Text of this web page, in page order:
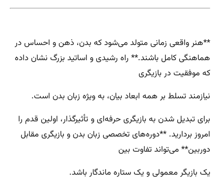
**هنر واقعی زمانی متولد می‌شود که بدن، ذهن و احساس در
هماهنگی کامل باشند.** راه رشیدی و اساتید بزرگ نشان داده
که موفقیت در بازیگری
نیازمند تسلط بر همه ابعاد بیان، به ویژه زبان بدن است.
برای تبدیل شدن به بازیگری حرفه‌ای و تأثیرگذار، اولین قدم را
امروز بردارید. **دوره‌های تخصصی زبان بدن و بازیگری مقابل
دوربین** می‌تواند تفاوت بین
یک بازیگر معمولی و یک ستاره ماندگار باشد.